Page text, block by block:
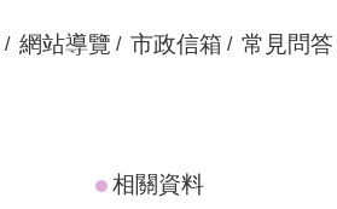
網站導覽 市政信箱 常見問答
相關資料